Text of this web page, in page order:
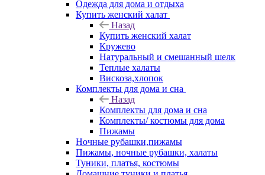
Одежда для дома и отдыха
Купить женский халат
Назад
Купить женский халат
Кружево
Натуральный и смешанный шелк
Теплые халаты
Вискоза,хлопок
Комплекты для дома и сна
Назад
Комплекты для дома и сна
Комплекты/ костюмы для дома
Пижамы
Ночные рубашки,пижамы
Пижамы, ночные рубашки, халаты
Туники, платья, костюмы